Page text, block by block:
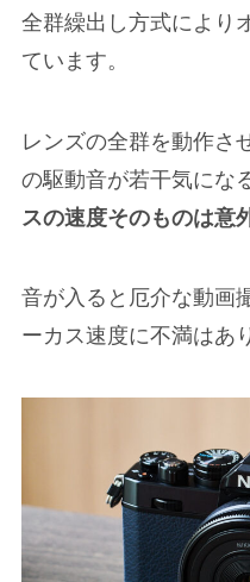
全群繰出し方式により
ています。
レンズの全群を動作さ
の駆動音が若干気にな
スの速度そのものは意
音が入ると厄介な動画
ーカス速度に不満はあ